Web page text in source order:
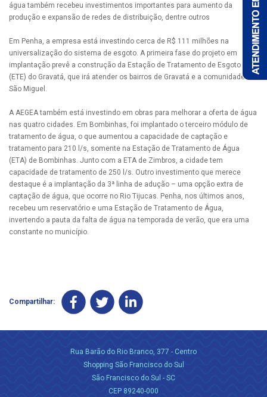
água também recebeu investimentos importantes para aumento da
produção e expansão de redes de distribuição, dentre outros
Em Penha, a empresa está investindo cerca de R$ 111 milhões na
universalização do sistema de esgoto. A primeira fase do projeto em
implantação prevê a construção da Estação de Tratamento de Esgoto
(ETE) do Gravatá, que irá atender os bairros de Gravatá e a comunidade de
São Miguel.
A AEGEA também está investindo em obras para melhorar a oferta de água
nas quatro cidades. Em Bombinhas, foi implantado o terceiro módulo de
tratamento de água, o que aumentou a capacidade de captação e
tratamento para 210 l/s, somente na Estação de Tratamento de Água
(ETA) de Bombinhas. Junto com a ETA de Zimbros, a cidade tem
capacidade de tratamento de 250 l/s. Outro investimento que merece
destaque é a implantação da 3ª linha de adução – uma opção extra de
captação de água, que ocorre no Rio Tijucas. Penha, nos últimos anos,
recebeu um reservatório e uma Estação de Tratamento de Água,
invertendo a pauta da falta de água na temporada de verão, que era uma
constante no município.
Compartilhar:
Rua Barão do Rio Branco, 377 - Centro
Shopping São Francisco do Sul
São Francisco do Sul - SC
CEP 89240-000